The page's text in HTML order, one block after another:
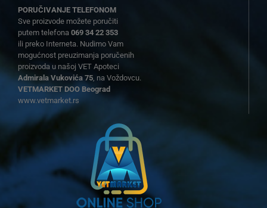
PORUČIVANJE TELEFONOM
Sve proizvode možete poručiti
putem telefona 069 34 22 353
ili preko Interneta. Nudimo Vam
mogućnost preuzimanja poručenih
proizvoda u našoj VET Apoteci
Admirala Vukovića 75, na Voždovcu.
VETMARKET DOO Beograd
www.vetmarket.rs